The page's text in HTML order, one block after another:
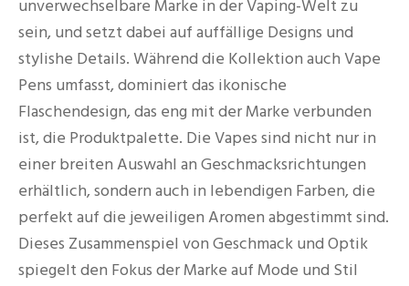
unverwechselbare Marke in der Vaping-Welt zu
sein, und setzt dabei auf auffällige Designs und
stylishe Details. Während die Kollektion auch Vape
Pens umfasst, dominiert das ikonische
Flaschendesign, das eng mit der Marke verbunden
ist, die Produktpalette. Die Vapes sind nicht nur in
einer breiten Auswahl an Geschmacksrichtungen
erhältlich, sondern auch in lebendigen Farben, die
perfekt auf die jeweiligen Aromen abgestimmt sind.
Dieses Zusammenspiel von Geschmack und Optik
spiegelt den Fokus der Marke auf Mode und Stil